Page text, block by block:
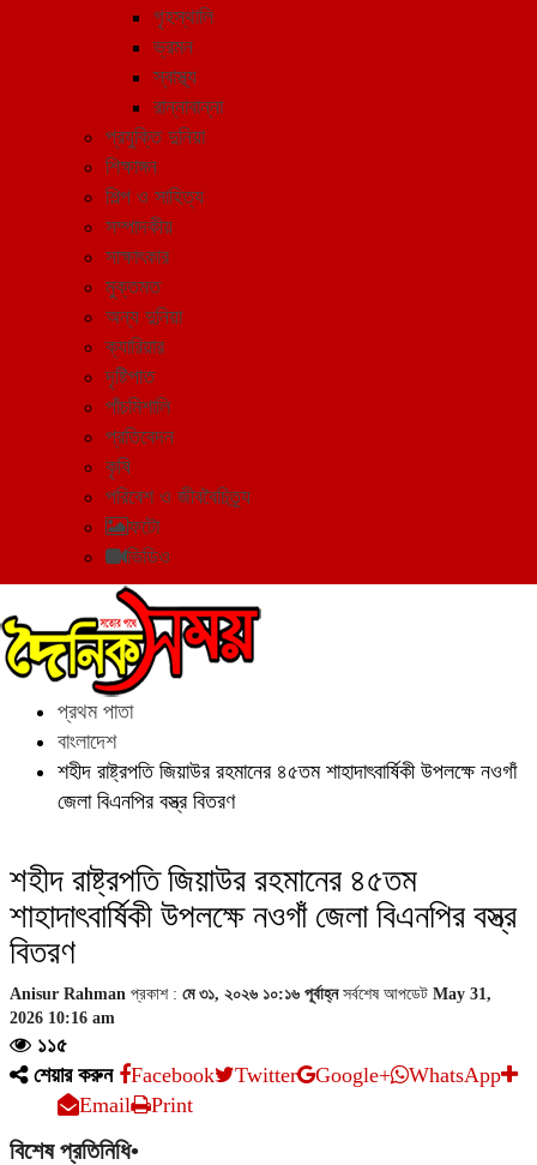
গৃহস্থালি
ভ্রমন
স্বাস্থ্য
রান্নাবান্না
প্রযুক্তি দুনিয়া
শিক্ষাঙ্গন
শিল্প ও সাহিত্য
সম্পাদকীয়
সাক্ষাৎকার
মুক্তমত
অন্য দুনিয়া
ক্যারিয়ার
দৃষ্টিপাত
পাঁচমিশালি
প্রতিবেদন
কৃষি
পরিবেশ ও জীববৈচিত্র্য
ফটো
ভিডিও
প্রথম পাতা
বাংলাদেশ
শহীদ রাষ্ট্রপতি জিয়াউর রহমানের ৪৫তম শাহাদাৎবার্ষিকী উপলক্ষে নওগাঁ
জেলা বিএনপির বস্ত্র বিতরণ
শহীদ রাষ্ট্রপতি জিয়াউর রহমানের ৪৫তম
শাহাদাৎবার্ষিকী উপলক্ষে নওগাঁ জেলা বিএনপির বস্ত্র
বিতরণ
Anisur Rahman প্রকাশ : মে ৩১, ২০২৬ ১০:১৬ পূর্বাহ্ন সর্বশেষ আপডেট May 31,
2026 10:16 am
১১৫
শেয়ার করুন
Facebook Twitter Google+
WhatsApp
Email
Print
বিশেষ প্রতিনিধি•